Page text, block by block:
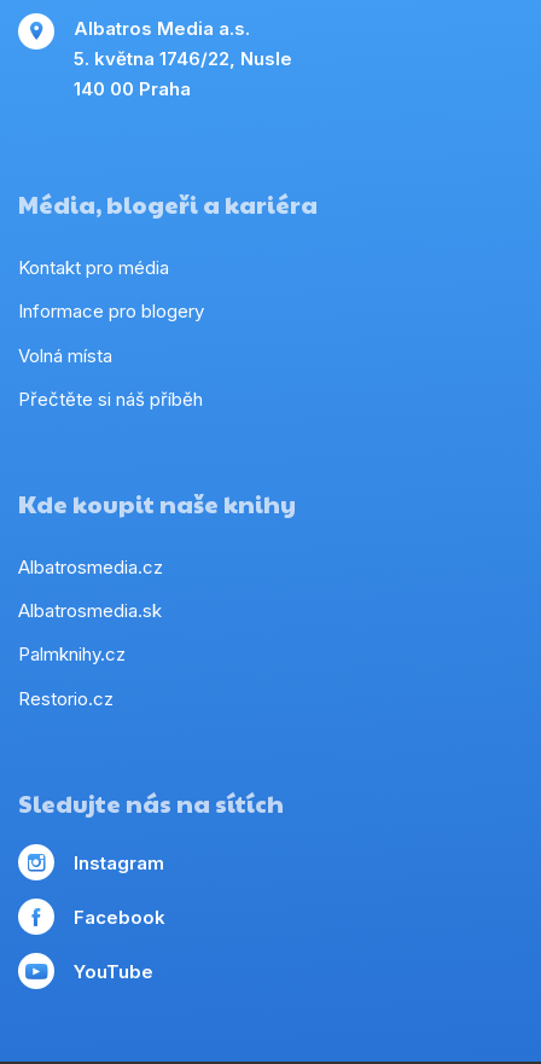
Albatros Media a.s.
5. května 1746/22, Nusle
140 00 Praha
Média, blogeři a kariéra
Kontakt pro média
Informace pro blogery
Volná místa
Přečtěte si náš příběh
Kde koupit naše knihy
Albatrosmedia.cz
Albatrosmedia.sk
Palmknihy.cz
Restorio.cz
Sledujte nás na sítích
Instagram
Facebook
YouTube